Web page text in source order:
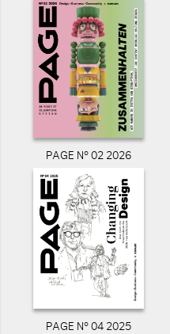
PAGE N° 02 2026
PAGE N° 04 2025